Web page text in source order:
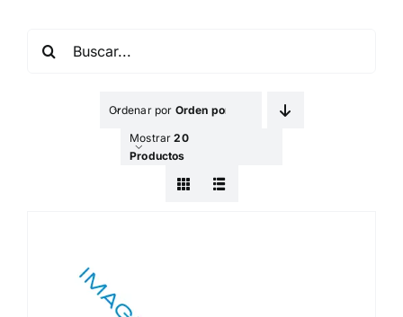
Ordenar por Orden por Defecto
Mostrar20
Productos